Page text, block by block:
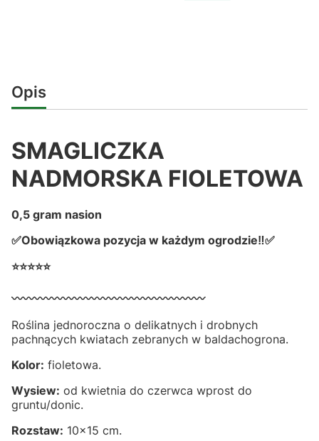
Opis
SMAGLICZKA
NADMORSKA FIOLETOWA
0,5 gram nasion
✅Obowiązkowa pozycja w każdym ogrodzie‼✅
⭐⭐⭐⭐⭐
〰️〰️〰️〰️〰️〰️〰️〰️〰️〰️〰️〰️〰️〰️〰️〰️〰️
Roślina jednoroczna o delikatnych i drobnych
pachnących kwiatach zebranych w baldachogrona.
Kolor: fioletowa.
Wysiew: od kwietnia do czerwca wprost do
gruntu/donic.
Rozstaw: 10x15 cm.